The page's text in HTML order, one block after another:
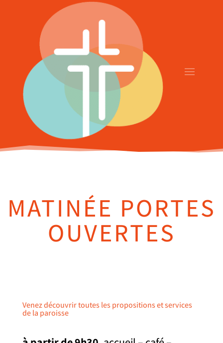
MATINÉE PORTES
OUVERTES
Venez découvrir toutes les propositions et services
de la paroisse